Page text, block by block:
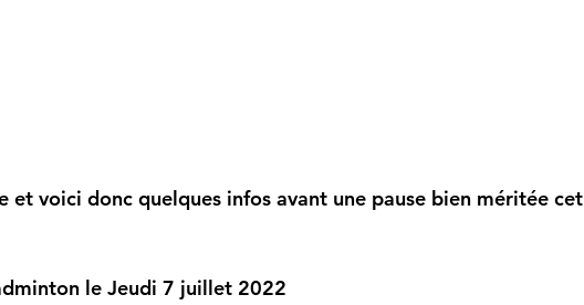
et voici donc quelques infos avant une pause bien méritée cet
le Jeudi 7 juillet 2022